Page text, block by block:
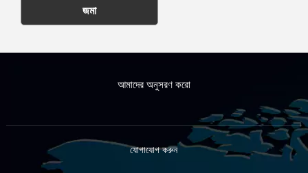
জমা
আমাদের অনুসরণ করো
যোগাযোগ করুন